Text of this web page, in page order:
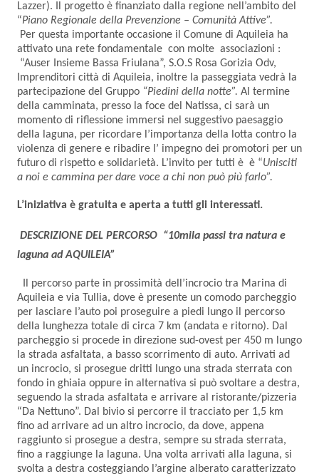
Lazzer). Il progetto è finanziato dalla regione nell’ambito del
“Piano Regionale della Prevenzione – Comunità Attive”.
Per questa importante occasione il Comune di Aquileia ha
attivato una rete fondamentale con molte associazioni :
“Auser Insieme Bassa Friulana”, S.O.S Rosa Gorizia Odv,
Imprenditori città di Aquileia, inoltre la passeggiata vedrà la
partecipazione del Gruppo “Piedini della notte”. Al termine
della camminata, presso la foce del Natissa, ci sarà un
momento di riflessione immersi nel suggestivo paesaggio
della laguna, per ricordare l’importanza della lotta contro la
violenza di genere e ribadire l’ impegno dei promotori per un
futuro di rispetto e solidarietà. L’invito per tutti è è “Unisciti
a noi e cammina per dare voce a chi non può più farlo”.
L’iniziativa è gratuita e aperta a tutti gli interessati.
DESCRIZIONE DEL PERCORSO “10mila passi tra natura e
laguna ad AQUILEIA”
Il percorso parte in prossimità dell’incrocio tra Marina di
Aquileia e via Tullia, dove è presente un comodo parcheggio
per lasciare l’auto poi proseguire a piedi lungo il percorso
della lunghezza totale di circa 7 km (andata e ritorno). Dal
parcheggio si procede in direzione sud-ovest per 450 m lungo
la strada asfaltata, a basso scorrimento di auto. Arrivati ad
un incrocio, si prosegue dritti lungo una strada sterrata con
fondo in ghiaia oppure in alternativa si può svoltare a destra,
seguendo la strada asfaltata e arrivare al ristorante/pizzeria
“Da Nettuno”. Dal bivio si percorre il tracciato per 1,5 km
fino ad arrivare ad un altro incrocio, da dove, appena
raggiunto si prosegue a destra, sempre su strada sterrata,
fino a raggiunge la laguna. Una volta arrivati alla laguna, si
svolta a destra costeggiando l’argine alberato caratterizzato